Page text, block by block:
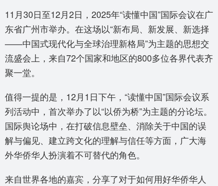
11月30日至12月2日，2025年“读懂中国”国际会议在广
东省广州市举办。在这场以“新布局、新发展、新选择
——中国式现代化与全球治理新格局”为主题的思想交
流盛会上，来自72个国家和地区的800多位各界代表齐
聚一堂。
值得一提的是，12月1日下午，“读懂中国”国际会议系
列活动中，首次举办了以“以侨为桥”为主题的分论坛。
国际舆论场中，在打破信息壁垒、消除关于中国的误
解与偏见、建立跨文化的理解与信任等方面，广大海
外华侨华人扮演着不可替代的角色。
来自世界各地的嘉宾，分享了对于如何用好华侨华人